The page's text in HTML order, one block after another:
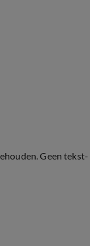
Geen tekst-